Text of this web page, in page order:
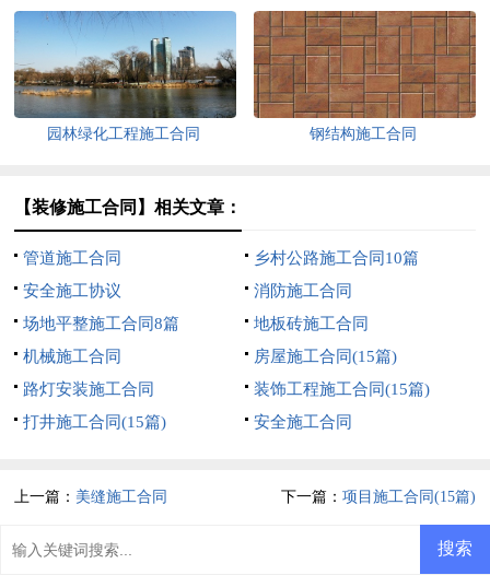
园林绿化工程施工合同 钢结构施工合同
【装修施工合同】相关文章：
管道施工合同
乡村公路施工合同10篇
安全施工协议
消防施工合同
场地平整施工合同8篇
地板砖施工合同
机械施工合同
房屋施工合同(15篇)
路灯安装施工合同
装饰工程施工合同(15篇)
打井施工合同(15篇)
安全施工合同
上一篇： 美缝施工合同 下一篇： 项目施工合同(15篇)